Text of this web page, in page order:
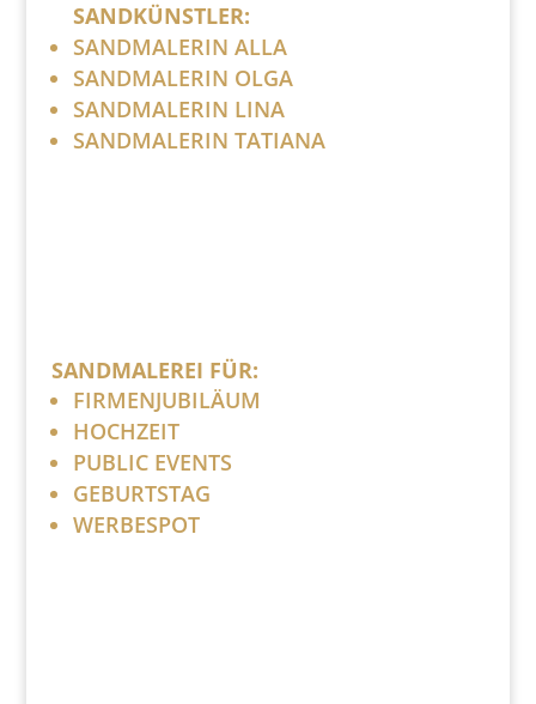
SANDKÜNSTLER:
SANDMALERIN ALLA
SANDMALERIN OLGA
SANDMALERIN LINA
SANDMALERIN TATIANA
SANDMALEREI FÜR:
FIRMENJUBILÄUM
HOCHZEIT
PUBLIC EVENTS
GEBURTSTAG
WERBESPOT